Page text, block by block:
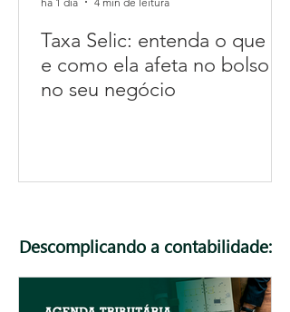
Taxa Selic: entenda o que é
e como ela afeta no bolso e
no seu negócio
Descomplicando a contabilidade: